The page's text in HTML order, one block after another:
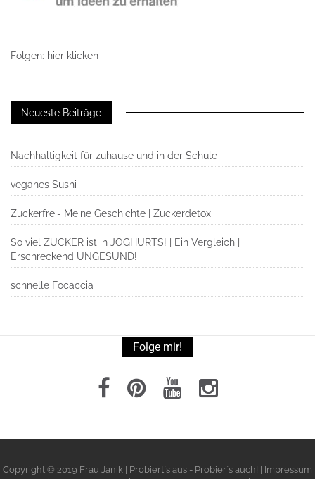
Folgen: hier klicken
Neueste Beiträge
Nachhaltigkeit für zuhause und in der Schule
veganes Sushi
Zuckerfrei- Meine Geschichte | Zuckerdetox
So viel ZUCKER ist in JOGHURTS! | Ein Vergleich |
Erschreckend UNGESUND!
schnelle Focaccia
Folge mir!
Copyright © 2019 Frau Janik | Probiert`s aus - Probier`s auch! | Impressum